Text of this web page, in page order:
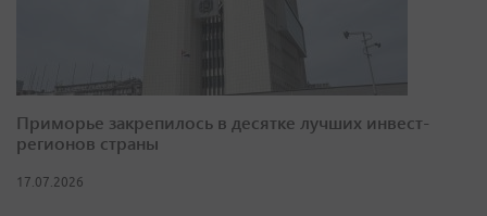
Приморье закрепилось в десятке лучших инвест-
регионов страны
17.07.2026